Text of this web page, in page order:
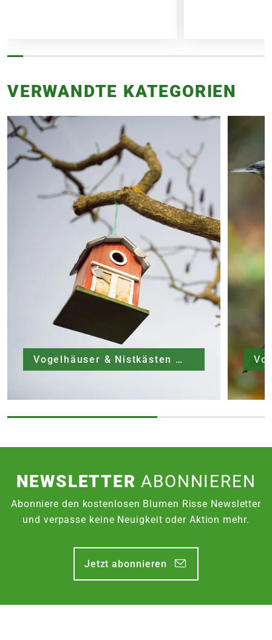
VERWANDTE KATEGORIEN
Vogelhäuser & Nistkästen
NEWSLETTERABONNIEREN
Abonniere den kostenlosen Blumen Risse Newsletter
und verpasse keine Neuigkeit oder Aktion mehr.
Jetzt abonnieren